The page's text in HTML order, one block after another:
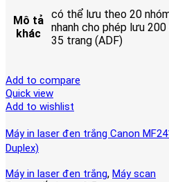
Mô tả
khác
có thể lưu theo 20
nhanh cho phép lưu
35 trang (ADF)
Add to compare
Quick view
Add to wishlist
Máy in laser đen trắng Canon
Duplex)
Máy in laser đen trắng, Máy scan